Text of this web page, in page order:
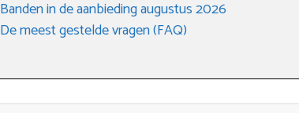
Banden in de aanbieding augustus 2026
De meest gestelde vragen (FAQ)